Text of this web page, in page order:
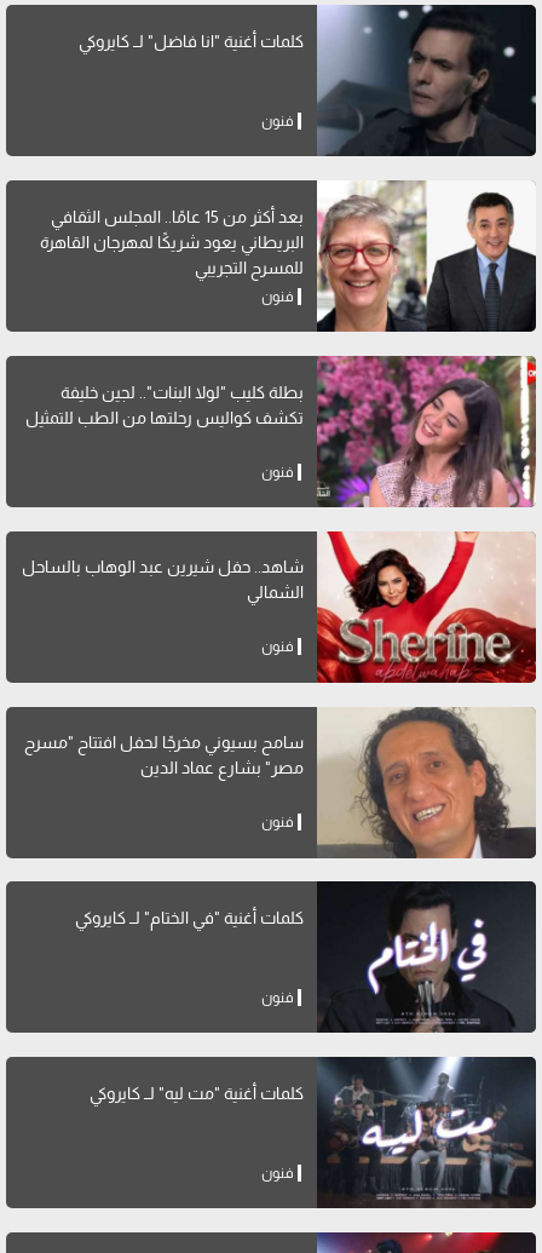
كلمات أغنية "انا فاضل" لــ كايروكي
فنون
بعد أكثر من 15 عامًا.. المجلس الثقافي
البريطاني يعود شريكًا لمهرجان القاهرة
للمسرح التجريبي
فنون
بطلة كليب "لولا البنات".. لجين خليفة
تكشف كواليس رحلتها من الطب للتمثيل
فنون
شاهد.. حفل شيرين عبد الوهاب بالساحل
الشمالي
فنون
سامح بسيوني مخرجًا لحفل افتتاح "مسرح
مصر" بشارع عماد الدين
فنون
كلمات أغنية "في الختام" لــ كايروكي
فنون
كلمات أغنية "مت ليه" لــ كايروكي
فنون